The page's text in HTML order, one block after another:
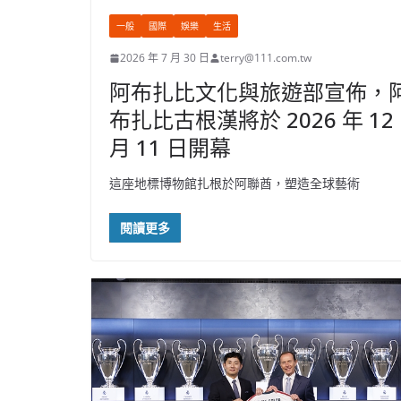
一般 國際 娛樂 生活
2026 年 7 月 30 日 terry@111.com.tw
阿布扎比文化與旅遊部宣佈，
布扎比古根漢將於 2026 年 12
月 11 日開幕
這座地標博物館扎根於阿聯酋，塑造全球藝術
閱讀更多